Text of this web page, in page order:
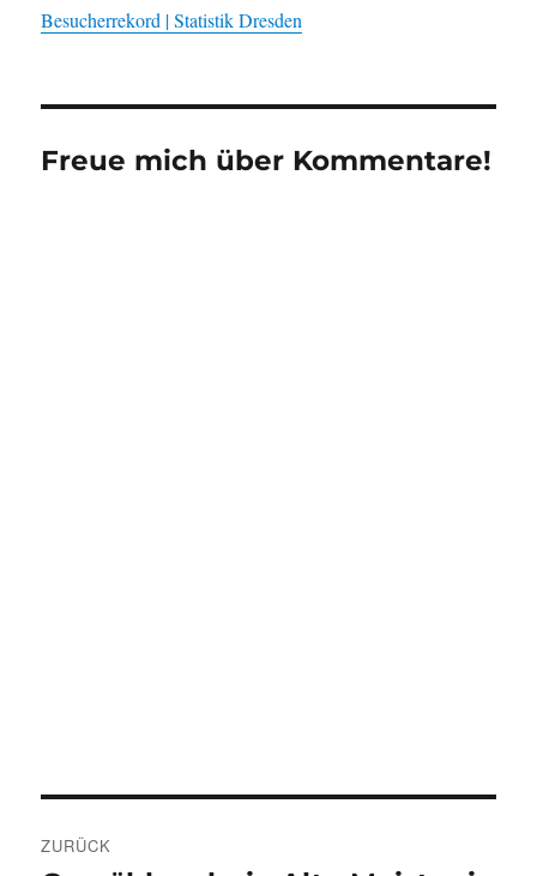
Besucherrekord | Statistik Dresden
Freue mich über Kommentare!
ZURÜCK